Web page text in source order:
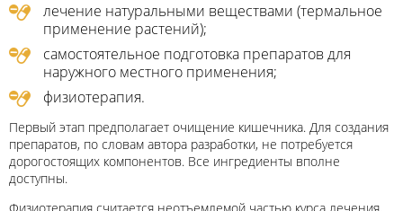
лечение натуральными веществами (термальное
применение растений);
самостоятельное подготовка препаратов для
наружного местного применения;
физиотерапия.
Первый этап предполагает очищение кишечника. Для создания
препаратов, по словам автора разработки, не потребуется
дорогостоящих компонентов. Все ингредиенты вполне
доступны.